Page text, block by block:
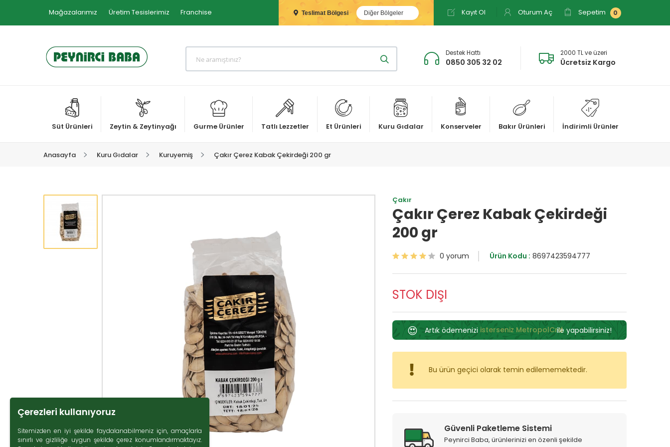
Mağazalarımız Üretim Tesislerimiz Franchise Teslimat Bölgesi Diğer Bölgeler Kayıt Ol Oturum Aç Sepetim 0
Destek Hattı
0850 305 32 02
2000 TL ve üzeri
Ücretsiz Kargo
Süt Ürünleri Zeytin & Zeytinyağı Gurme Ürünler Tatlı Lezzetler Et Ürünleri Kuru Gıdalar Konserveler Bakır Ürünleri İndirimli Ürünler
Anasayfa Kuru Gıdalar Kuruyemiş Çakır Çerez Kabak Çekirdeği 200 gr
Çakır
Çakır Çerez Kabak Çekirdeği
200 gr
0 yorum Ürün Kodu : 8697423594777
STOK DIŞI
😍 Artık ödemenizi isterseniz MetropolCrdile yapabilirsiniz!
Bu ürün geçici olarak temin edilememektedir.
Güvenli Paketleme Sistemi
Peynirci Baba, ürünlerinizi en özenli şekilde
Çerezleri kullanıyoruz
Sitemizden en iyi şekilde faydalanabilmeniz için, amaçlarla
sınırlı ve gizliliğe uygun şekilde çerez konumlandırmaktayız.